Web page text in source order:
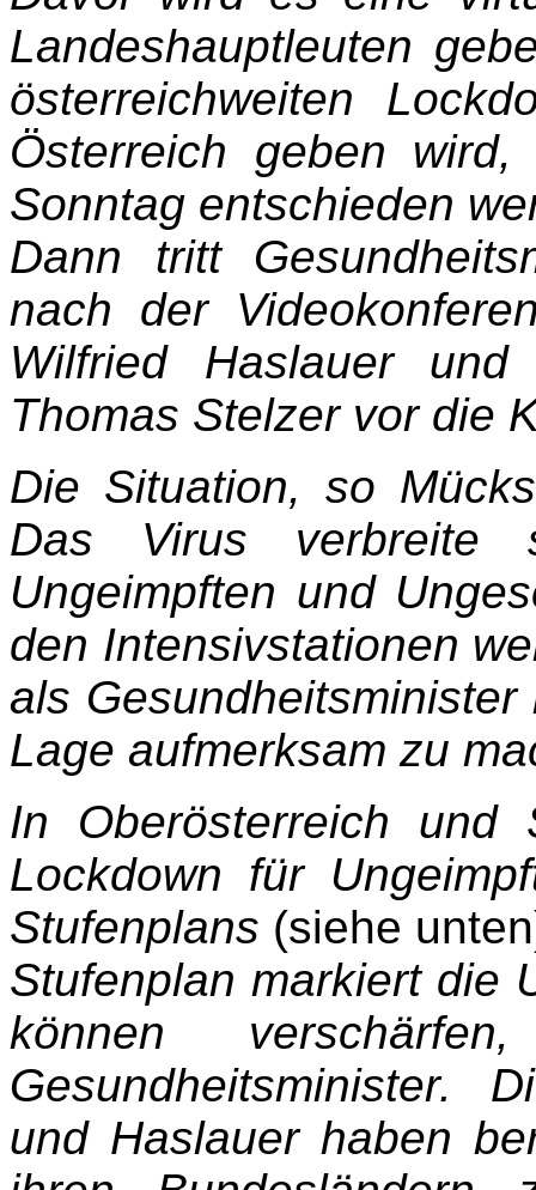
Landeshauptleuten
österreichweiten
Österreich geben
Sonntag entschieden
Dann tritt
nach der
Wilfried Haslauer und
Thomas Stelzer vor die
Die Situation, so
Das Virus verbreite
Ungeimpften und
den Intensivstationen
als
Lage aufmerksam zu
In Oberösterreich
Lockdown für
Stufenplans (siehe
Stufenplan markiert die
können
Gesundheitsminister.
und Haslauer haben